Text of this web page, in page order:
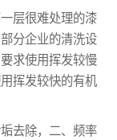
层很难处理的漆
分企业的清洗设
求使用挥发较慢
挥发较快的有机
去除，二、频率